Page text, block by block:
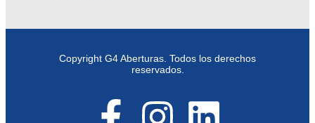
Copyright G4 Aberturas. Todos los derechos
reservados.